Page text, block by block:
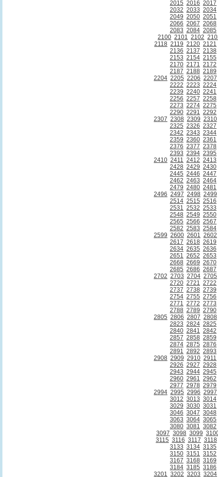
2015 2016 2017
2032 2033 2034
2049 2050 2051
2066 2067 2068
2083 2084 2085
2100 2101 2102
2118 2119 2120 2121
2136 2137 2138
2153 2154 2155
2170 2171 2172
2187 2188 2189
2204 2205 2206 2207
2222 2223 2224
2239 2240 2241
2256 2257 2258
2273 2274 2275
2290 2291 2292
2307 2308 2309 2310
2325 2326 2327
2342 2343 2344
2359 2360 2361
2376 2377 2378
2393 2394 2395
2410 2411 2412 2413
2428 2429 2430
2445 2446 2447
2462 2463 2464
2479 2480 2481
2496 2497 2498 2499
2514 2515 2516
2531 2532 2533
2548 2549 2550
2565 2566 2567
2582 2583 2584
2599 2600 2601 2602
2617 2618 2619
2634 2635 2636
2651 2652 2653
2668 2669 2670
2685 2686 2687
2702 2703 2704 2705
2720 2721 2722
2737 2738 2739
2754 2755 2756
2771 2772 2773
2788 2789 2790
2805 2806 2807 2808
2823 2824 2825
2840 2841 2842
2857 2858 2859
2874 2875 2876
2891 2892 2893
2908 2909 2910 2911
2926 2927 2928
2943 2944 2945
2960 2961 2962
2977 2978 2979
2994 2995 2996 2997
3012 3013 3014
3029 3030 3031
3046 3047 3048
3063 3064 3065
3080 3081 3082
3097 3098 3099
3115 3116 3117 3118
3133 3134 3135
3150 3151 3152
3167 3168 3169
3184 3185 3186
3201 3202 3203 3204